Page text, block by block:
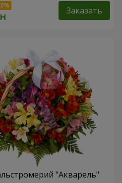
Заказать
"Акварель"